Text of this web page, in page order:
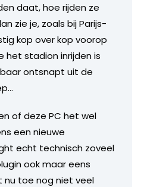
daat, hoe rijden ze
zie je, zoals bij Parijs-
kop over kop voorop
het stadion inrijden is
ontsnapt uit de
of deze PC het wel
een nieuwe
echt technisch zoveel
ook maar eens
nu toe nog niet veel